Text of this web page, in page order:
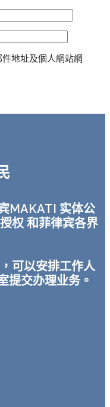
地址及個人網站網
MAKATI 实体公
权 和菲律宾各界
可以安排工作人
提交办理业务。